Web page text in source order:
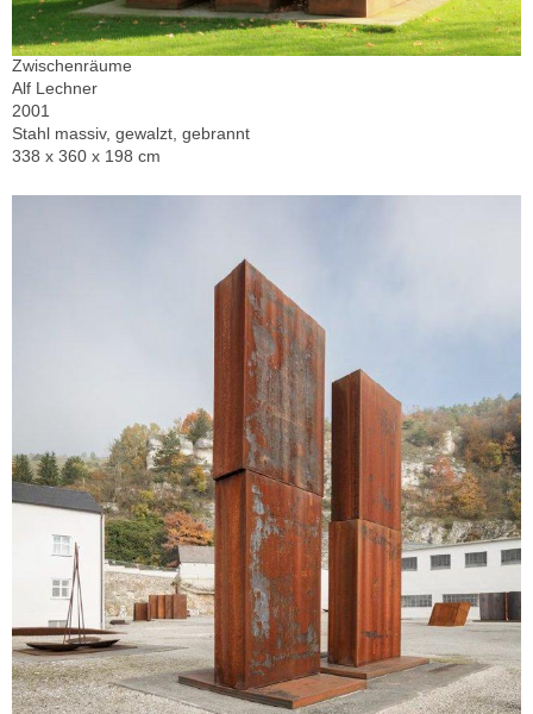
Zwischenräume
Alf Lechner
2001
Stahl massiv, gewalzt, gebrannt
338 x 360 x 198 cm